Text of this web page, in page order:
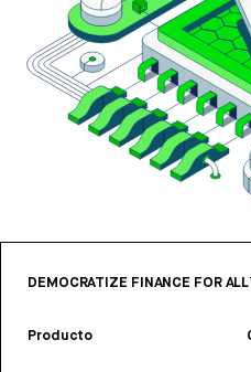
DEMOCRATIZE FINANCE FOR
Producto